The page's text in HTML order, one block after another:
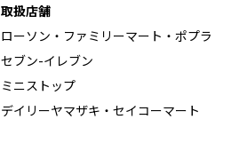
取扱店舗
ローソン・ファミリーマート・ポプラ
セブン-イレブン
ミニストップ
デイリーヤマザキ・セイコーマート